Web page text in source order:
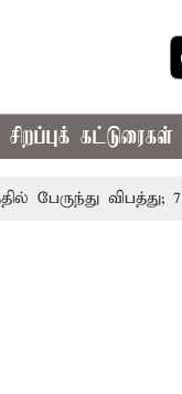
சிறப்புக் கட்டுரைகள்
விபத்து; 7